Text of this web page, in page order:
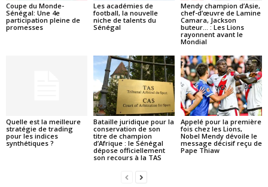
Coupe du Monde-
Sénégal: Une 4e
participation pleine de
promesses
Les académies de
football, la nouvelle
niche de talents du
Sénégal
Mendy champion d’Asie,
chef-d’œuvre de Lamine
Camara, Jackson
buteur… : Les Lions
rayonnent avant le
Mondial
Quelle est la meilleure
stratégie de trading
pour les indices
synthétiques ?
Bataille juridique pour la
conservation de son
titre de champion
d’Afrique : le Sénégal
dépose officiellement
son recours à la TAS
Appelé pour la première
fois chez les Lions,
Nobel Mendy dévoile le
message décisif reçu de
Pape Thiaw